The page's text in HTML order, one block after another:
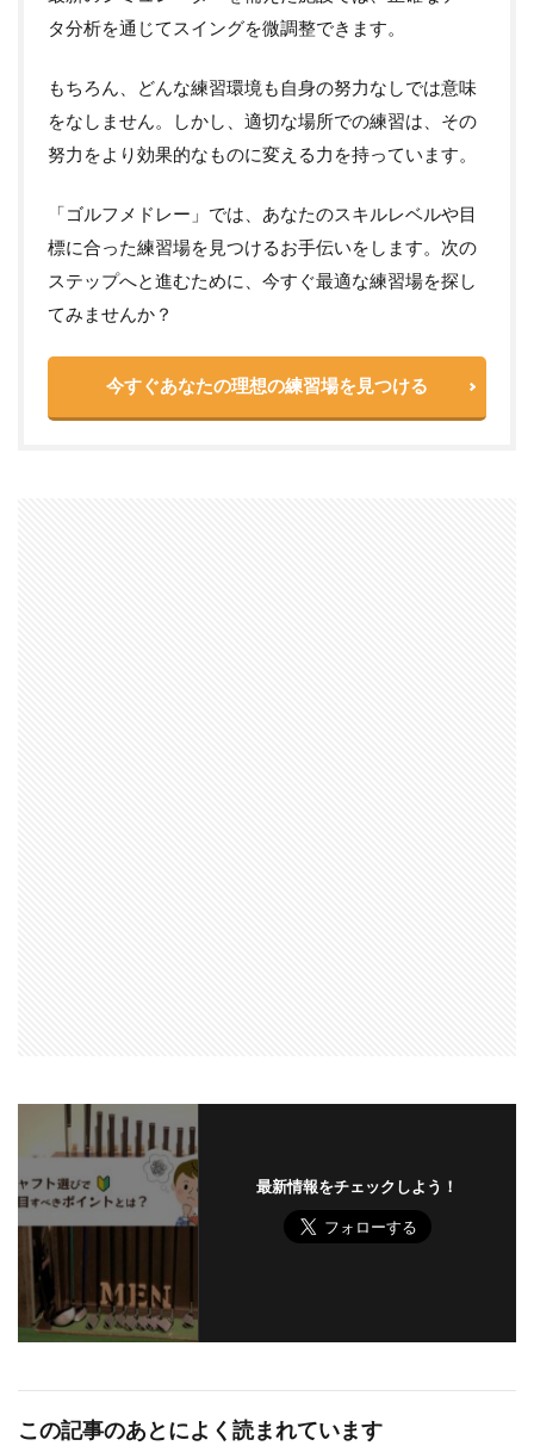
タ分析を通じてスイングを微調整できます。
もちろん、どんな練習環境も自身の努力なしでは意味
をなしません。しかし、適切な場所での練習は、その
努力をより効果的なものに変える力を持っています。
「ゴルフメドレー」では、あなたのスキルレベルや目
標に合った練習場を見つけるお手伝いをします。次の
ステップへと進むために、今すぐ最適な練習場を探し
てみませんか？
今すぐあなたの理想の練習場を見つける
最新情報をチェックしよう！
この記事のあとによく読まれています